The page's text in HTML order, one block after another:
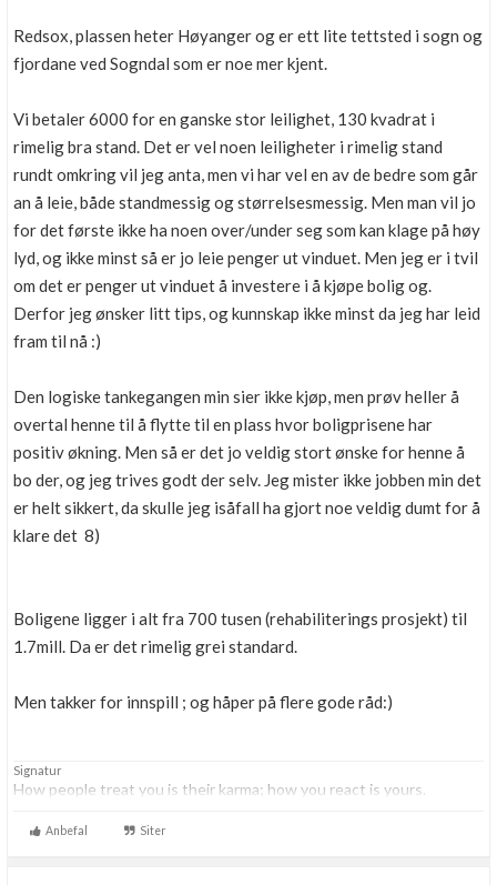
Redsox, plassen heter Høyanger og er ett lite tettsted i sogn og
fjordane ved Sogndal som er noe mer kjent.
Vi betaler 6000 for en ganske stor leilighet, 130 kvadrat i
rimelig bra stand. Det er vel noen leiligheter i rimelig stand
rundt omkring vil jeg anta, men vi har vel en av de bedre som går
an å leie, både standmessig og størrelsesmessig. Men man vil jo
for det første ikke ha noen over/under seg som kan klage på høy
lyd, og ikke minst så er jo leie penger ut vinduet. Men jeg er i tvil
om det er penger ut vinduet å investere i å kjøpe bolig og.
Derfor jeg ønsker litt tips, og kunnskap ikke minst da jeg har leid
fram til nå :)
Den logiske tankegangen min sier ikke kjøp, men prøv heller å
overtal henne til å flytte til en plass hvor boligprisene har
positiv økning. Men så er det jo veldig stort ønske for henne å
bo der, og jeg trives godt der selv. Jeg mister ikke jobben min det
er helt sikkert, da skulle jeg isåfall ha gjort noe veldig dumt for å
klare det 8)
Boligene ligger i alt fra 700 tusen (rehabiliterings prosjekt) til
1.7mill. Da er det rimelig grei standard.
Men takker for innspill ; og håper på flere gode råd:)
Signatur
How people treat you is their karma; how you react is yours.
Anbefal Siter